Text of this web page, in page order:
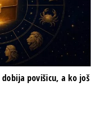
povišicu, a ko još